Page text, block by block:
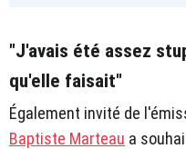
"J'avais été assez
qu'elle faisait"
Également invité de
Baptiste Marteau a